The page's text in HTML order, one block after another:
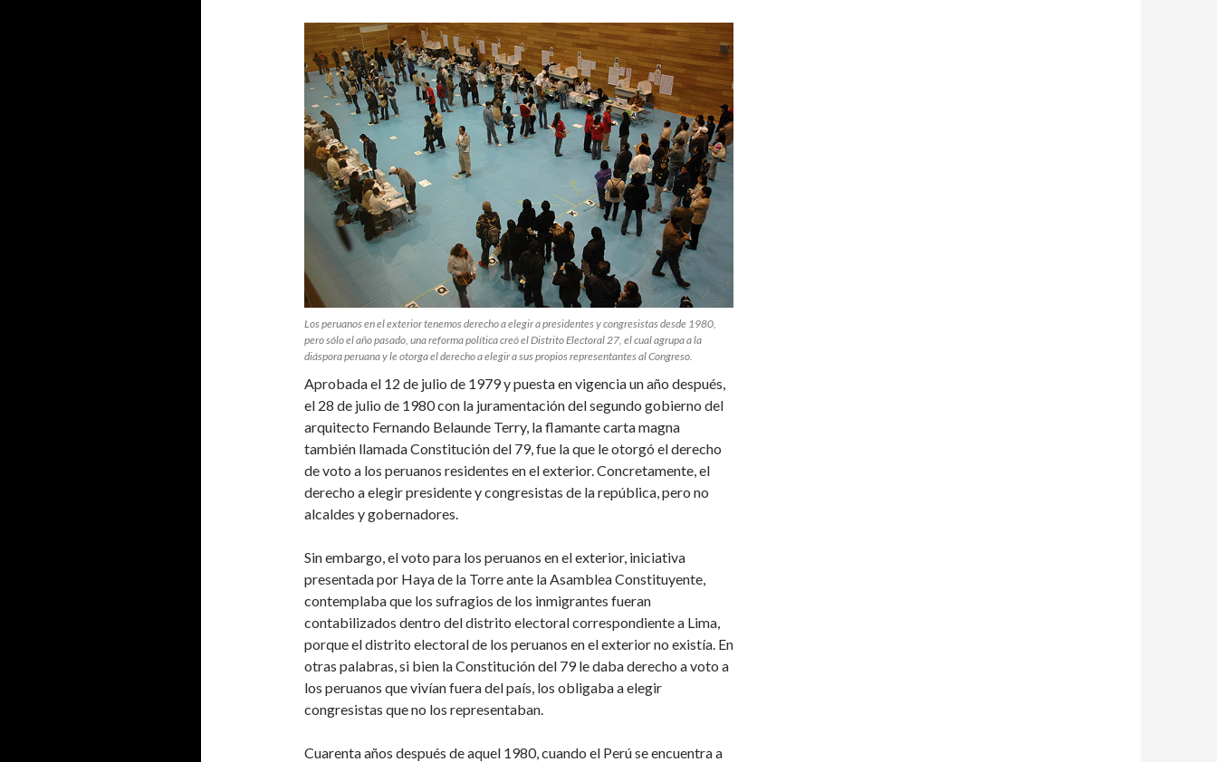
Los peruanos en el exterior tenemos derecho a elegir a presidentes y congresistas desde 1980,
pero sólo el año pasado, una reforma política creó el Distrito Electoral 27, el cual agrupa a la
diáspora peruana y le otorga el derecho a elegir a sus propios representantes al Congreso.
Aprobada el 12 de julio de 1979 y puesta en vigencia un año después,
el 28 de julio de 1980 con la juramentación del segundo gobierno del
arquitecto Fernando Belaunde Terry, la flamante carta magna
también llamada Constitución del 79, fue la que le otorgó el derecho
de voto a los peruanos residentes en el exterior. Concretamente, el
derecho a elegir presidente y congresistas de la república, pero no
alcaldes y gobernadores.
Sin embargo, el voto para los peruanos en el exterior, iniciativa
presentada por Haya de la Torre ante la Asamblea Constituyente,
contemplaba que los sufragios de los inmigrantes fueran
contabilizados dentro del distrito electoral correspondiente a Lima,
porque el distrito electoral de los peruanos en el exterior no existía. En
otras palabras, si bien la Constitución del 79 le daba derecho a voto a
los peruanos que vivían fuera del país, los obligaba a elegir
congresistas que no los representaban.
Cuarenta años después de aquel 1980, cuando el Perú se encuentra a